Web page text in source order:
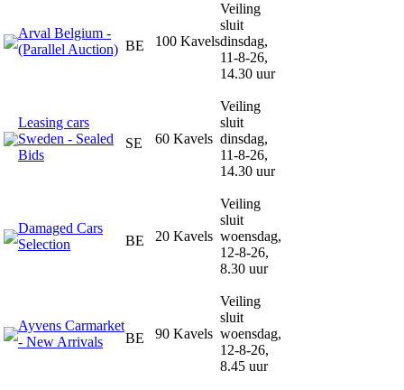
Arval Belgium -
(Parallel Auction) BE 100 Kavels
Veiling
sluit
dinsdag,
11-8-26,
14.30 uur
Leasing cars
Sweden - Sealed
Bids
SE 60 Kavels
Veiling
sluit
dinsdag,
11-8-26,
14.30 uur
Damaged Cars
Selection
BE 20 Kavels
Veiling
sluit
woensdag,
12-8-26,
8.30 uur
Ayvens Carmarket
- New Arrivals
BE 90 Kavels
Veiling
sluit
woensdag,
12-8-26,
8.45 uur